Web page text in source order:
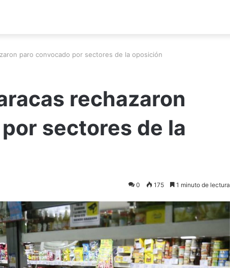
paro convocado por sectores de la oposición
rechazaron
sectores de la
0 175 1 minuto de lectura